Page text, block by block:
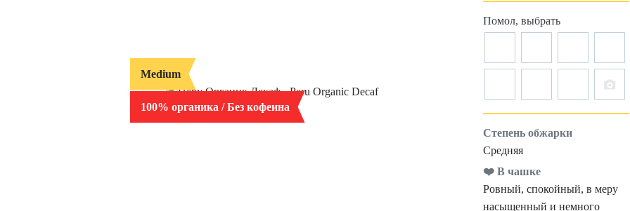
Medium
100% органика / Без кофеина
Помол, выбрать
Степень обжарки
Средняя
❤️ В чашке
Ровный, спокойный, в меру
насыщенный и немного